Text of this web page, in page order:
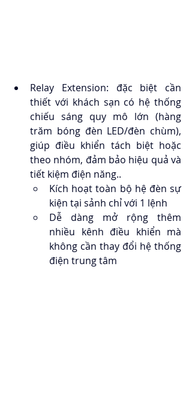
Relay Extension: đặc biệt cần
thiết với khách sạn có hệ thống
chiếu sáng quy mô lớn (hàng
trăm bóng đèn LED/đèn chùm),
giúp điều khiển tách biệt hoặc
theo nhóm, đảm bảo hiệu quả và
tiết kiệm điện năng..
Kích hoạt toàn bộ hệ đèn sự
kiện tại sảnh chỉ với 1 lệnh
Dễ dàng mở rộng thêm
nhiều kênh điều khiển mà
không cần thay đổi hệ thống
điện trung tâm